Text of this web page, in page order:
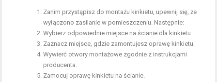
Zanim przystąpisz do montażu kinkietu, upewnij się, że
wyłączono zasilanie w pomieszczeniu. Następnie:
Wybierz odpowiednie miejsce na ścianie dla kinkietu.
Zaznacz miejsce, gdzie zamontujesz oprawę kinkietu.
Wywierć otwory montażowe zgodnie z instrukcjami
producenta.
Zamocuj oprawę kinkietu na ścianie.